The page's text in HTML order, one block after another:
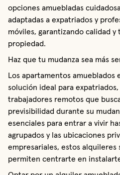
opciones amuebladas
adaptadas a expatriados y
móviles, garantizando calidad y
propiedad.
Haz que tu mudanza sea más
Los apartamentos amueblados
solución ideal para
trabajadores remotos que
previsibilidad durante su
esenciales para entrar a vivir
agrupados y las ubicaciones
empresariales, estos
permiten centrarte en